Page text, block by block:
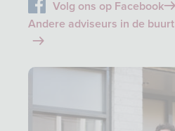
Volg ons op Facebook
Andere adviseurs in de buurt